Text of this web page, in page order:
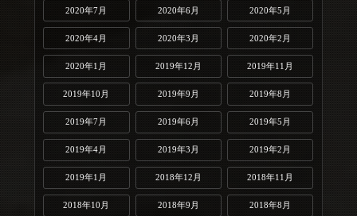
2020年7月 2020年6月 2020年5月
2020年4月 2020年3月 2020年2月
2020年1月 2019年12月 2019年11月
2019年10月 2019年9月 2019年8月
2019年7月 2019年6月 2019年5月
2019年4月 2019年3月 2019年2月
2019年1月 2018年12月 2018年11月
2018年10月 2018年9月 2018年8月